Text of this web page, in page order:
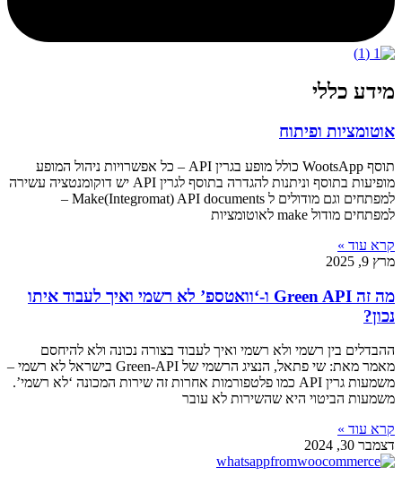
מידע כללי
אוטומציות ופיתוח
תוסף WootsApp כולל מופע בגרין API – כל אפשרויות ניהול המופע
מופיעות בתוסף וניתנות להגדרה בתוסף לגרין API יש דוקומנטציה עשירה
למפתחים וגם מודולים ל Make(Integromat) API documents –
למפתחים מודול make לאוטומציות
קרא עוד »
מרץ 9, 2025
מה זה Green API ו-‘וואטספ’ לא רשמי ואיך לעבוד איתו
נכון?
ההבדלים בין רשמי ולא רשמי ואיך לעבוד בצורה נכונה ולא להיחסם
מאמר מאת: שי פתאל, הנציג הרשמי של Green-API בישראל לא רשמי –
משמעות גרין API כמו פלטפורמות אחרות זה שירות המכונה ‘לא רשמי’.
משמעות הביטוי היא שהשירות לא עובר
קרא עוד »
דצמבר 30, 2024